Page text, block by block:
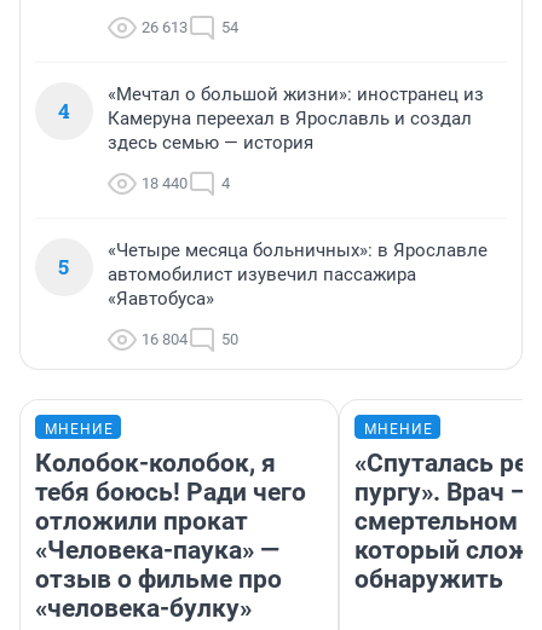
26 613 54
4
«Мечтал о большой жизни»: иностранец из
Камеруна переехал в Ярославль и создал
здесь семью — история
18 440 4
5
«Четыре месяца больничных»: в Ярославле
автомобилист изувечил пассажира
«Яавтобуса»
16 804 50
МНЕНИЕ
Колобок-колобок, я
тебя боюсь! Ради чего
отложили прокат
«Человека-паука» —
отзыв о фильме про
«человека-булку»
МНЕНИЕ
«Спуталась
пургу». Врач —
смертельном
который
обнаружить